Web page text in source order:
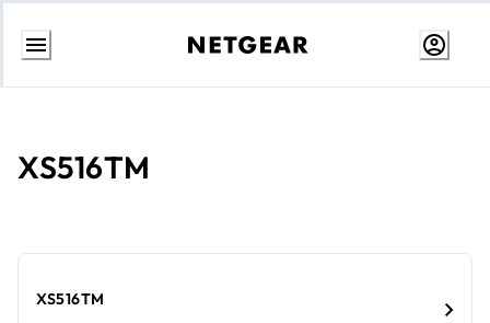
Przejdź
XS516TM
XS516TM